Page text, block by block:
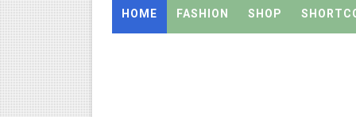
நாமக்கல் மாவட்டம்: மக்கள் தொகை
TN Budget 2026-2027
பள்ளி மாணவர்களுக்கு 4 செட்
HOME FASHION SHOP